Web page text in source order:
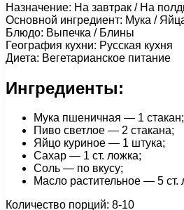
Назначение: На завтрак / На
Основной ингредиент: Мука /
Блюдо: Выпечка / Блины
География кухни: Русская кухня
Диета: Вегетарианское питание
Ингредиенты:
Мука пшеничная — 1 стакан;
Пиво светлое — 2 стакана;
Яйцо куриное — 1 штука;
Сахар — 1 ст. ложка;
Соль — по вкусу;
Масло растительное — 5 ст.
Количество порций: 8-10